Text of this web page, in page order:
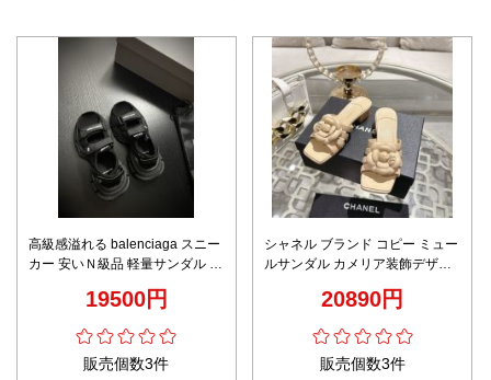
高級感溢れる balenciaga スニー
カー 安いＮ級品 軽量サンダル 快
19500円
販売個数3件
シャネル ブランド コピー ミュー
ルサンダル カメリア装飾デザイ
20890円
販売個数3件